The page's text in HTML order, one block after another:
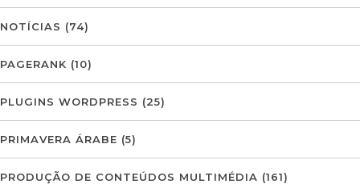
NOTÍCIAS (74)
PAGERANK (10)
PLUGINS WORDPRESS (25)
PRIMAVERA ÁRABE (5)
PRODUÇÃO DE CONTEÚDOS MULTIMÉDIA (161)